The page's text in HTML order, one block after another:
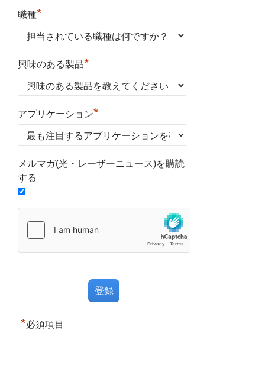
職種*
興味のある製品*
アプリケーション*
メルマガ(光・レーザーニュース)を購読
する
*必須項目